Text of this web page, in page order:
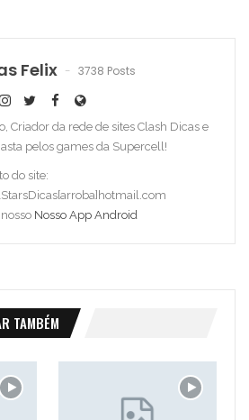
Felix 3738 Posts
Criador da rede de sites Clash Dicas e
pelos games da Supercell!
do site:
Nosso App Android
TAMBÉM